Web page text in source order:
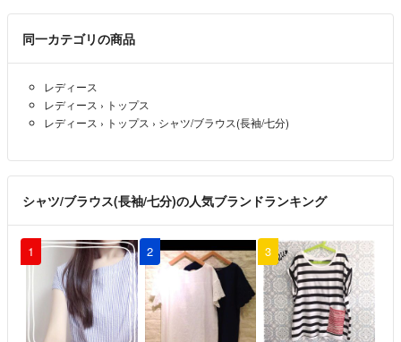
同一カテゴリの商品
レディース
レディース › トップス
レディース › トップス › シャツ/ブラウス(長袖/七分)
シャツ/ブラウス(長袖/七分)の人気ブランドランキング
1 2 3